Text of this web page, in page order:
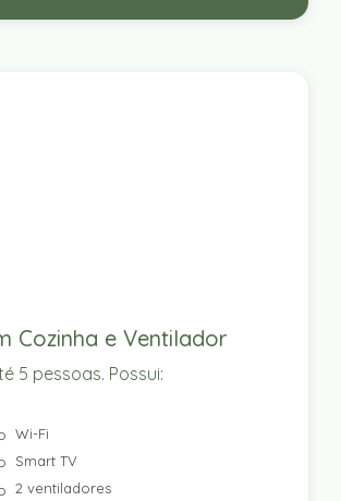
Cozinha e Ventilador
5 pessoas. Possui:
Wi-Fi
Smart TV
2 ventiladores